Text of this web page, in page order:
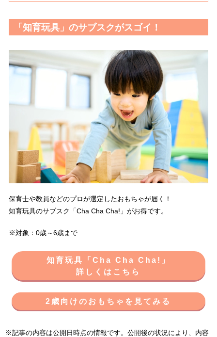
「知育玩具」のサブスクがスゴイ！
保育士や教員などのプロが選定したおもちゃが届く！
知育玩具のサブスク「Cha Cha Cha!」がお得です。
※対象：0歳～6歳まで
知育玩具「Cha Cha Cha!」
詳しくはこちら
2歳向けのおもちゃを見てみる
※記事の内容は公開日時点の情報です。公開後の状況により、内容